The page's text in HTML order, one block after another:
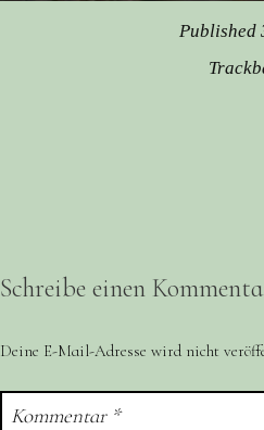
Published
Schreibe einen
Deine E-Mail-Adresse wird nicht
Kommentar *